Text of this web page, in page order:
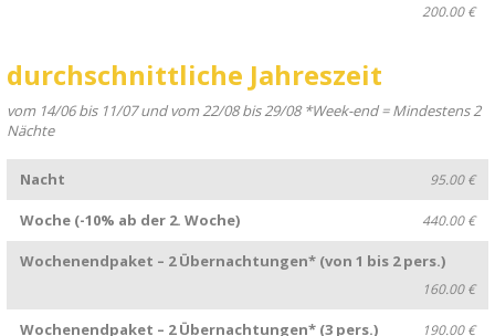
200.00 €
durchschnittliche Jahreszeit
vom 14/06 bis 11/07 und vom 22/08 bis 29/08 *Week-end = Mindestens 2
Nächte
Nacht 95.00 €
Woche (-10% ab der 2. Woche) 440.00 €
Wochenendpaket – 2 Übernachtungen* (von 1 bis 2 pers.)
160.00 €
Wochenendpaket – 2 Übernachtungen* (3 pers.) 190.00 €